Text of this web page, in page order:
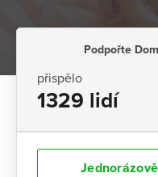
Podpořte
přispělo
1329 lidí
Jednorázově